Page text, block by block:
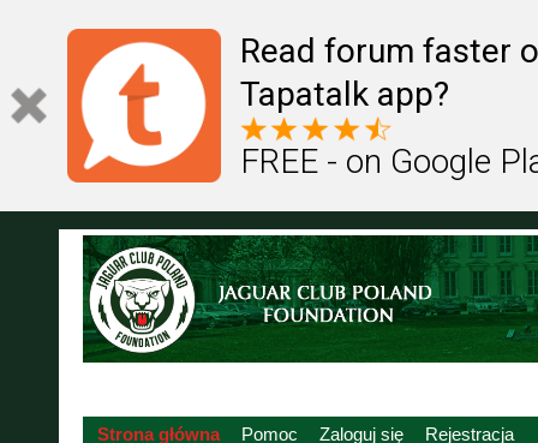
Read forum faster
Tapatalk app?
FREE - on Google
Strona główna Pomoc Zaloguj się Rejestracja